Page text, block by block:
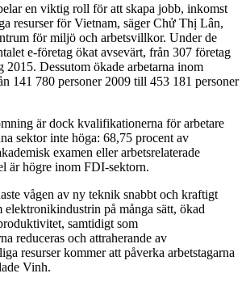
en viktig roll för att skapa jobb, inkomst
resurser för Vietnam, säger Chử Thị Lân,
för miljö och arbetsvillkor. Under de
e-företag ökat avsevärt, från 307 företag
2015. Dessutom ökade arbetarna inom
141 780 personer 2009 till 453 181 personer
är dock kvalifikationerna för arbetare
sektor inte höga: 68,75 procent av
examen eller arbetsrelaterade
är högre inom FDI-sektorn.
vågen av ny teknik snabbt och kraftigt
elektronikindustrin på många sätt, ökad
samtidigt som
reduceras och attraherande av
resurser kommer att påverka arbetstagarna
Vinh.